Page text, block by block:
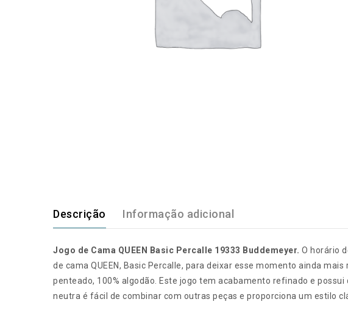
Descrição Informação adicional
Jogo de Cama QUEEN Basic Percalle 19333 Buddemeyer. O horário
de cama QUEEN, Basic Percalle, para deixar esse momento ainda
penteado, 100% algodão. Este jogo tem acabamento refinado e
neutra é fácil de combinar com outras peças e proporciona um estilo